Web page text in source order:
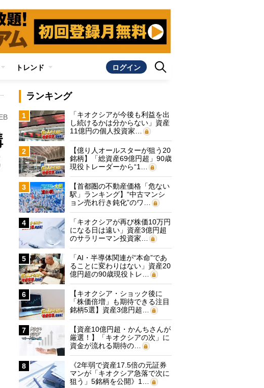
トレンド ログイン
解決せず 総務省も日本郵便も開けられない「パンドラの箱」 ランキング
1
「キオクシアが今後も利益を出
し続けるかは分からない」資産
11億円の個人投資家…
2
【億り人オールスターが狙う20
銘柄】「総資産69億円超」90歳
現役トレーダーから“1…
3
【首都圏の不動産価格「危ない
駅」ランキング】“中古マンシ
ョン売れ行き鈍化”のワ…
4
「キオクシアが再び株価10万円
になる日は遠い」資産3億円超
のサラリーマン投資家…
5
「AI・半導体関連が“本命”であ
ることに変わりはない」資産20
億円超の90歳現役トレ…
6
【キオクシア・ショック後に
「株価倍増」も期待できる注目
銘柄5選】資産3億円超…
7
【資産10億円超・かんちさんが
厳選！】「キオクシアの次」に
資金が流れる期待の…
8
《2年弱で資産17.5倍の元証券
マンが「キオクシア急落で次に
狙う」5銘柄を公開》1…